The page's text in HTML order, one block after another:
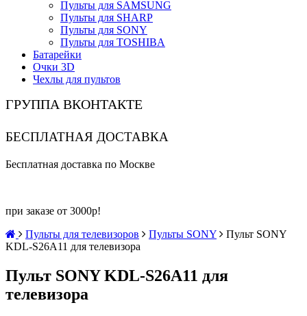
Пульты для SAMSUNG
Пульты для SHARP
Пульты для SONY
Пульты для TOSHIBA
Батарейки
Очки 3D
Чехлы для пультов
ГРУППА ВКОНТАКТЕ
БЕСПЛАТНАЯ ДОСТАВКА
Бесплатная доставка по Москве
при заказе от 3000р!
Пульты для телевизоров
Пульты SONY
Пульт SONY
KDL-S26A11 для телевизора
Пульт SONY KDL-S26A11 для
телевизора